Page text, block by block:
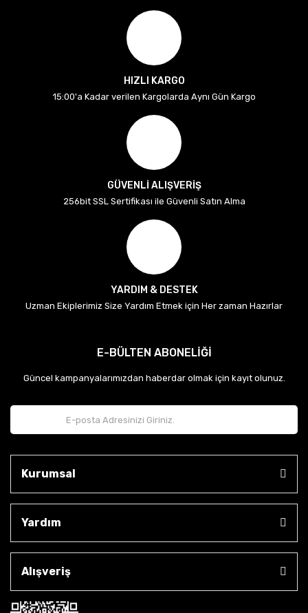
HIZLI KARGO
15:00'a Kadar verilen Kargolarda Aynı Gün Kargo
GÜVENLİ ALIŞVERİŞ
256bit SSL Sertifikası ile Güvenli Satın Alma
YARDIM & DESTEK
Uzman Ekiplerimiz Size Yardım Etmek için Her zaman Hazırlar
E-BÜLTEN ABONELİĞİ
Güncel kampanyalarımızdan haberdar olmak için kayıt olunuz.
Kurumsal
Yardım
Alışveriş